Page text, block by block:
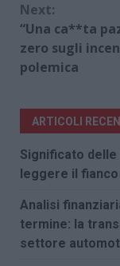
Next:
“Una ca**ta
zero sugli
polemica
ARTICOLI
Significato
leggere il
Analisi
termine: la
settore